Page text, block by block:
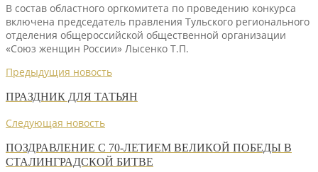
В состав областного оргкомитета по проведению конкурса
включена председатель правления Тульского регионального
отделения общероссийской общественной организации
«Союз женщин России» Лысенко Т.П.
Предыдущия новость
ПРАЗДНИК ДЛЯ ТАТЬЯН
Следующая новость
ПОЗДРАВЛЕНИЕ С 70-ЛЕТИЕМ ВЕЛИКОЙ ПОБЕДЫ В
СТАЛИНГРАДСКОЙ БИТВЕ